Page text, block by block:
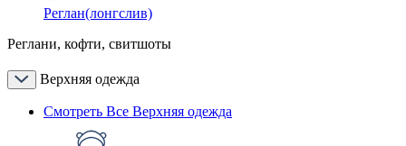
Реглан(лонгслив)
Реглани, кофти, свитшоты
Верхняя одежда
Смотреть Все Верхняя одежда